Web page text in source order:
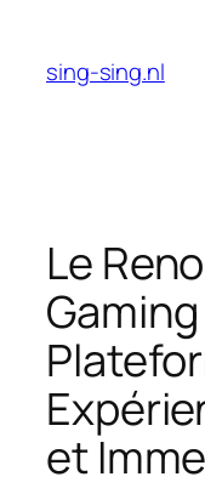
content
sing-sing.nl
Le
et